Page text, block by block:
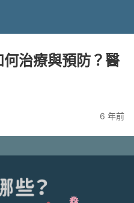
治療與預防？醫
6 年前